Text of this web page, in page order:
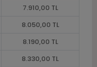
7.910,00 TL
8.050,00 TL
8.190,00 TL
8.330,00 TL